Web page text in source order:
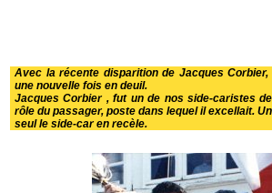
Avec la récente disparition de Jacques
une nouvelle fois en deuil.
Jacques Corbier , fut un de nos side-caristes
rôle du passager, poste dans lequel il excellait.
seul le side-car en recèle.